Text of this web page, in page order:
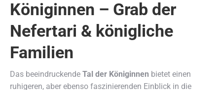
Königinnen – Grab der
Nefertari & königliche
Familien
Das beeindruckende Tal der Königinnen bietet einen
ruhigeren, aber ebenso faszinierenden Einblick in die